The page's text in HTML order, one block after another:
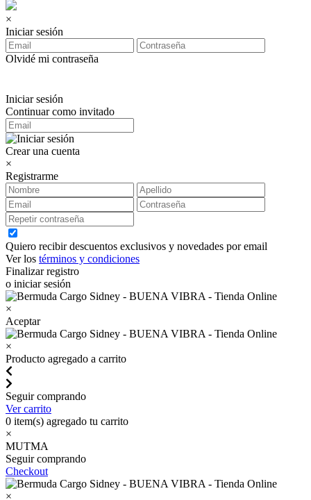
×
Iniciar sesión
Olvidé mi contraseña
Iniciar sesión
Continuar como invitado
Crear una cuenta
×
Registrarme
Quiero recibir descuentos exclusivos y novedades por email
Ver los términos y condiciones
Finalizar registro
o iniciar sesión
×
Aceptar
×
Producto agregado a carrito
Seguir comprando
Ver carrito
0 item(s) agregado tu carrito
×
MUTMA
Seguir comprando
Checkout
×